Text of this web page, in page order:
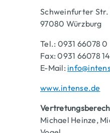
Schweinfurter Str.
97080 Würzburg
Tel.: 0931 66078 0
Fax: 0931 66078 14
E-Mail:
www.intense.de
Michael Heinze,